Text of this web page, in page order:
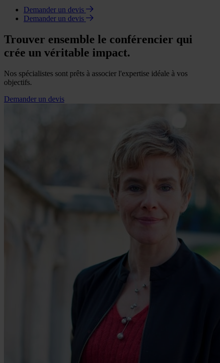
Demander un devis
Demander un devis
Trouver ensemble le conférencier qui
crée un véritable impact.
Nos spécialistes sont prêts à associer l'expertise idéale à vos
objectifs.
Demander un devis